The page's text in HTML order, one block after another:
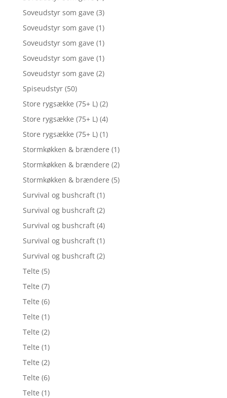
Soveudstyr som gave (3)
Soveudstyr som gave (1)
Soveudstyr som gave (1)
Soveudstyr som gave (1)
Soveudstyr som gave (2)
Spiseudstyr (50)
Store rygsække (75+ L) (2)
Store rygsække (75+ L) (4)
Store rygsække (75+ L) (1)
Stormkøkken & brændere (1)
Stormkøkken & brændere (2)
Stormkøkken & brændere (5)
Survival og bushcraft (1)
Survival og bushcraft (2)
Survival og bushcraft (4)
Survival og bushcraft (1)
Survival og bushcraft (2)
Telte (5)
Telte (7)
Telte (6)
Telte (1)
Telte (2)
Telte (1)
Telte (2)
Telte (6)
Telte (1)